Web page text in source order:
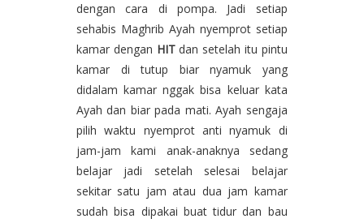
dengan cara di pompa. Jadi setiap
sehabis Maghrib Ayah nyemprot setiap
kamar dengan HITdan setelah itu pintu
kamar di tutup biar nyamuk yang
didalam kamar nggak bisa keluar kata
Ayah dan biar pada mati. Ayah sengaja
pilih waktu nyemprot anti nyamuk di
jam-jam kami anak-anaknya sedang
belajar jadi setelah selesai belajar
sekitar satu jam atau dua jam kamar
sudah bisa dipakai buat tidur dan bau